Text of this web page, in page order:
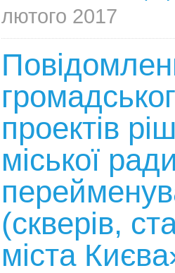
лютого 2017
проектів
міської
(скверів,
міста